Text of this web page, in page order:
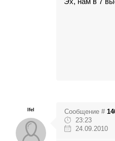
Ifel Сообщение #
23:23
24.09.2010